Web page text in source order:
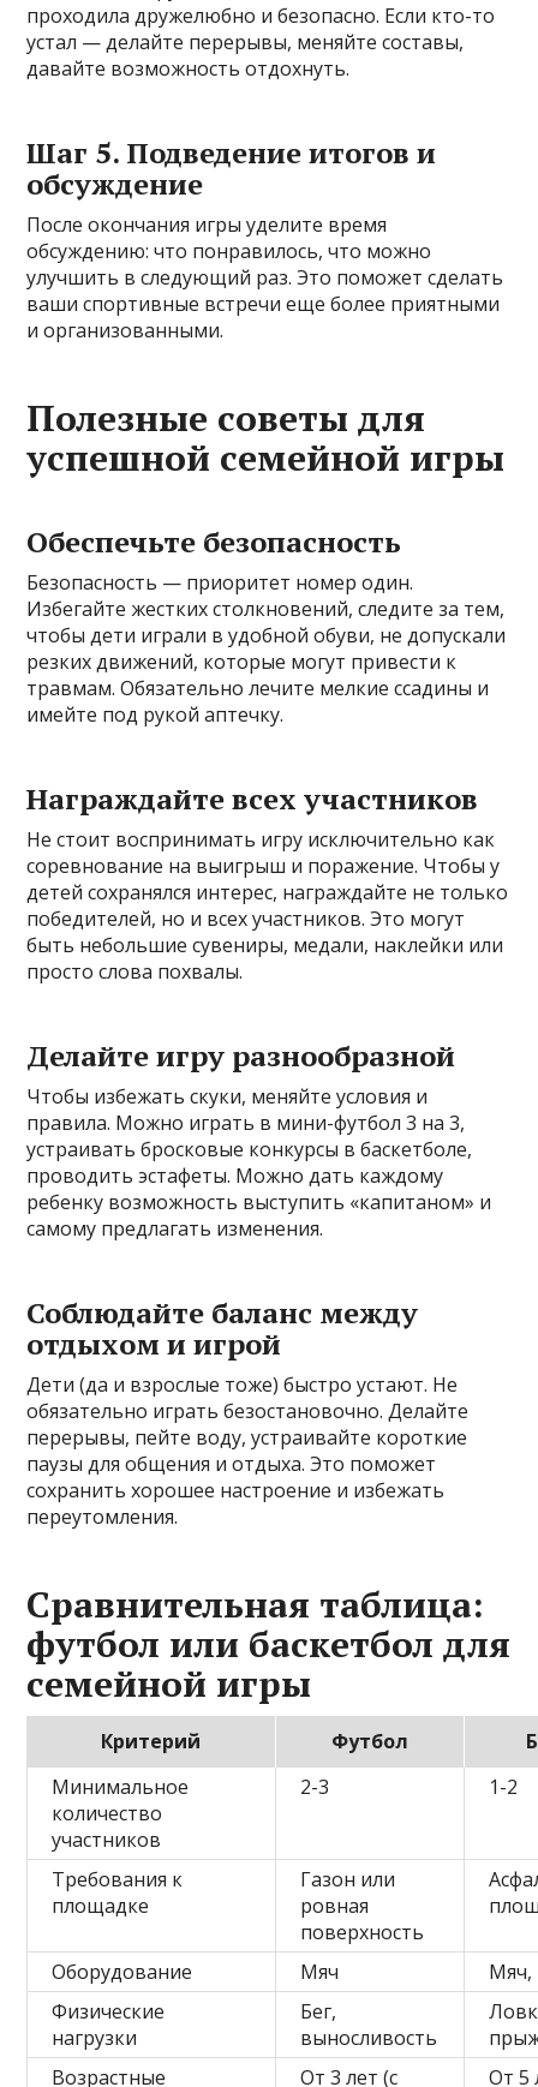
проходила дружелюбно и безопасно. Если кто-то
устал — делайте перерывы, меняйте составы,
давайте возможность отдохнуть.
Шаг 5. Подведение итогов и
обсуждение
После окончания игры уделите время
обсуждению: что понравилось, что можно
улучшить в следующий раз. Это поможет сделать
ваши спортивные встречи еще более приятными
и организованными.
Полезные советы для
успешной семейной игры
Обеспечьте безопасность
Безопасность — приоритет номер один.
Избегайте жестких столкновений, следите за тем,
чтобы дети играли в удобной обуви, не допускали
резких движений, которые могут привести к
травмам. Обязательно лечите мелкие ссадины и
имейте под рукой аптечку.
Награждайте всех участников
Не стоит воспринимать игру исключительно как
соревнование на выигрыш и поражение. Чтобы у
детей сохранялся интерес, награждайте не только
победителей, но и всех участников. Это могут
быть небольшие сувениры, медали, наклейки или
просто слова похвалы.
Делайте игру разнообразной
Чтобы избежать скуки, меняйте условия и
правила. Можно играть в мини-футбол 3 на 3,
устраивать бросковые конкурсы в баскетболе,
проводить эстафеты. Можно дать каждому
ребенку возможность выступить «капитаном» и
самому предлагать изменения.
Соблюдайте баланс между
отдыхом и игрой
Дети (да и взрослые тоже) быстро устают. Не
обязательно играть безостановочно. Делайте
перерывы, пейте воду, устраивайте короткие
паузы для общения и отдыха. Это поможет
сохранить хорошее настроение и избежать
переутомления.
Сравнительная таблица:
футбол или баскетбол для
семейной игры
Критерий Футбол
Минимальное
количество
участников
2-3 1-2
Требования к
площадке
Газон или
ровная
поверхность
Оборудование Мяч
Мяч,
Физические
нагрузки
Бег,
выносливость
Возрастные
От 3 лет (с От 5